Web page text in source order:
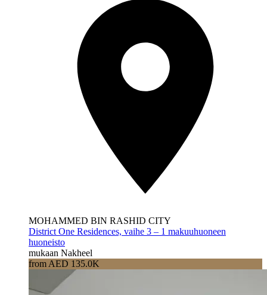
MOHAMMED BIN RASHID CITY
District One Residences, vaihe 3 – 1 makuuhuoneen
huoneisto
mukaan Nakheel
from AED 135.0K